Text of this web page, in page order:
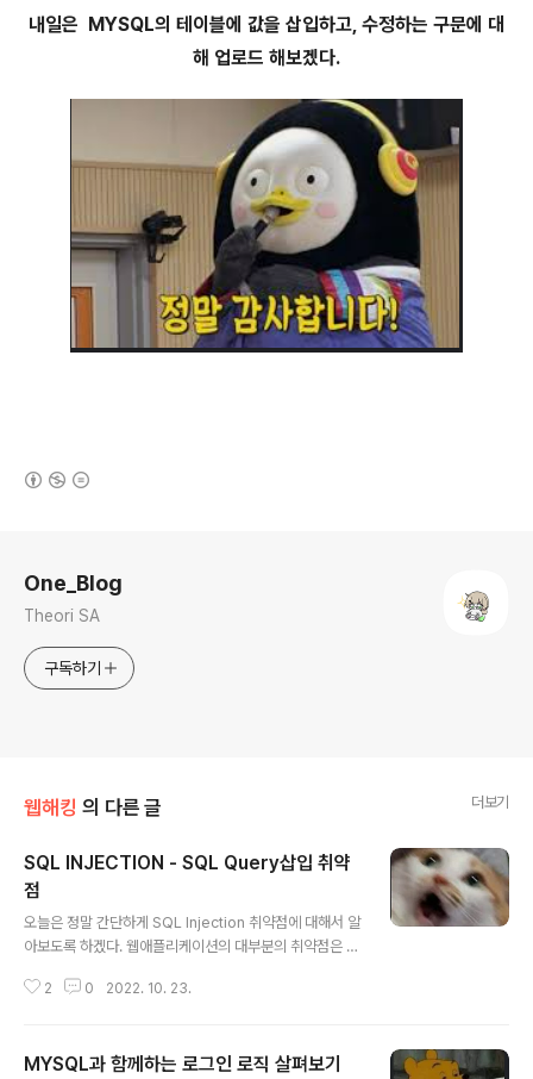
내일은 MYSQL의 테이블에 값을 삽입하고, 수정하는 구문에 대
해 업로드 해보겠다.
One_Blog
Theori SA
구독하기
웹해킹 의 다른 글 더보기
SQL INJECTION - SQL Query삽입 취약
점
오늘은 정말 간단하게 SQL Injection 취약점에 대해서 알
아보도록 하겠다. 웹애플리케이션의 대부분의 취약점은 사
대부분은 입력란에 입력을 하는 사용자가 신뢰할 수 없는
링을 거치지만, 입력 자체는 자유롭게 할 수 있기에, SQL I
2 0 2022. 10. 23.
MYSQL과 함께하는 로그인 로직 살펴보기